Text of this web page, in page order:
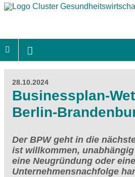
28.10.2024
Businessplan-
Berlin-
Der BPW geht in die
ist willkommen,
eine Neugründung oder eine
Unternehmensnachfolge